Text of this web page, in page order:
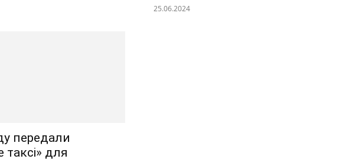
25.06.2024
передали
таксі» для